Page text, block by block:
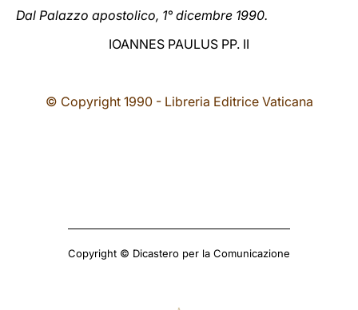
Dal Palazzo apostolico, 1° dicembre 1990.
IOANNES PAULUS PP. II
© Copyright 1990 - Libreria Editrice Vaticana
Copyright © Dicastero per la Comunicazione